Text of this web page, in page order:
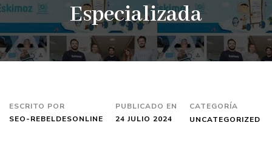
Especializada
ESCRITO POR
SEO-REBELDESONLINE
PUBLICADO EN
24 JULIO 2024
CATEGORÍA
UNCATEGORIZED